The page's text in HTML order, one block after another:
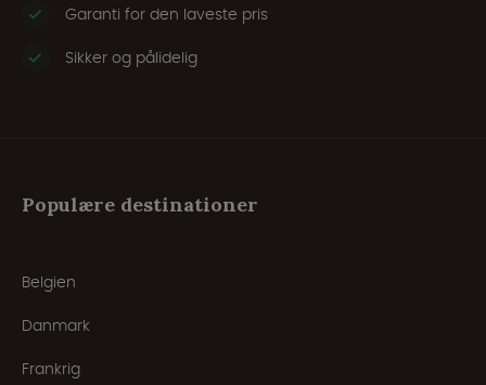
Garanti for den laveste pris
Sikker og pålidelig
Populære destinationer
Belgien
Danmark
Frankrig